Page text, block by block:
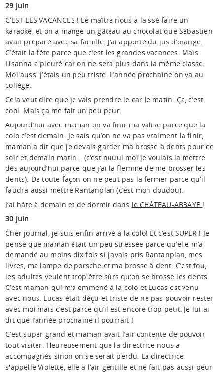
29 juin
C’EST LES VACANCES ! Le maître nous a laissé faire un
karaoké, et on a mangé un gâteau au chocolat que Sébastien
avait préparé avec sa famille. J’ai apporté du jus d’orange.
C’était la fête parce que c’est les grandes vacances. Mais
Lisanna a pleuré car on ne sera plus dans la même classe.
Moi aussi j’étais un peu triste. L’année prochaine on va au
collège.
Cela veut dire que je vais prendre le car le matin. Ça, c’est
cool. Mais ça me fait un peu peur.
Aujourd’hui avec maman on va finir ma valise parce que la
colo c’est demain. Je sais qu’on ne va pas vraiment la finir,
maman a dit que je devais garder ma brosse à dents pour ce
soir et demain matin… (c‘est nuuul moi je voulais la mettre
dès aujourd’hui parce que j’ai la flemme de me brosser les
dents). De toute façon on ne peut pas la fermer parce qu’il
faudra aussi mettre Rantanplan (c’est mon doudou).
J’ai hâte à demain et de dormir dans le CHÂTEAU-ABBAYE !
30 juin
Cher journal, je suis enfin arrivé à la colo! Et c’est SUPER ! Je
pense que maman était un peu stressée parce qu’elle m’a
demandé au moins dix fois si j’avais pris Rantanplan, mes
livres, ma lampe de porsche et ma brosse à dent. C’est fou,
les adultes veulent trop être sûrs qu’on se brosse les dents.
C’est maman qui m’a emmené à la colo et Lucas est venu
avec nous. Lucas était déçu et triste de ne pas pouvoir rester
avec moi mais c’est parce qu’il est encore trop petit. Je lui ai
dit que l’année prochaine il pourrait !
C’est super grand et maman avait l’air contente de pouvoir
tout visiter. Heureusement que la directrice nous a
accompagnés sinon on se serait perdu. La directrice
s'appelle Violette, elle a l’air gentille et ne fait pas aussi peur